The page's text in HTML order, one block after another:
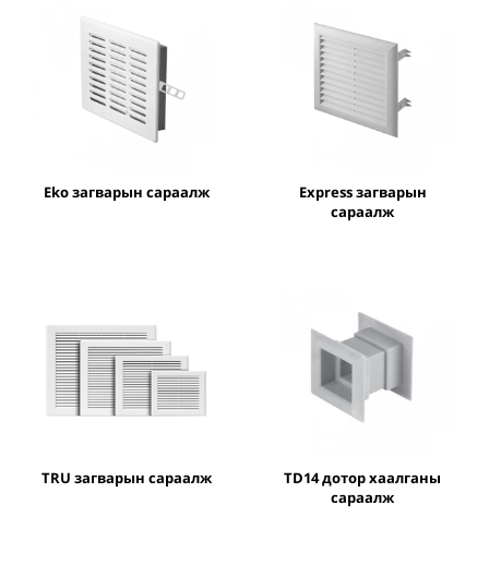
Eko загварын сараалж
Express загварын
сараалж
TRU загварын сараалж
TD14 дотор хаалганы
сараалж